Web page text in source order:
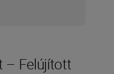
– Felújított